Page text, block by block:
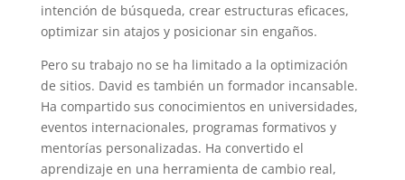
intención de búsqueda, crear estructuras eficaces,
optimizar sin atajos y posicionar sin engaños.
Pero su trabajo no se ha limitado a la optimización
de sitios. David es también un formador incansable.
Ha compartido sus conocimientos en universidades,
eventos internacionales, programas formativos y
mentorías personalizadas. Ha convertido el
aprendizaje en una herramienta de cambio real,